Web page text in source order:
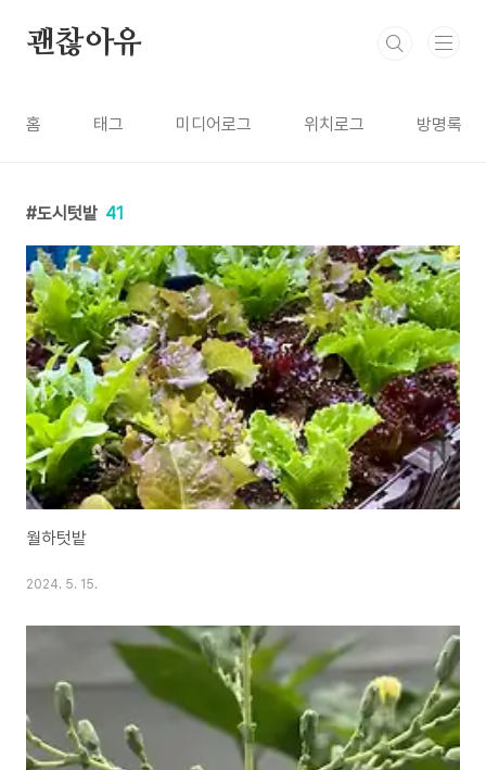
괜찮아유
홈 태그 미디어로그 위치로그 방명록
도시텃밭 41
월하텃밭
2024. 5. 15.